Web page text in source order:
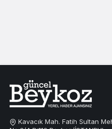
Kavacık Mah. Fatih Sultan